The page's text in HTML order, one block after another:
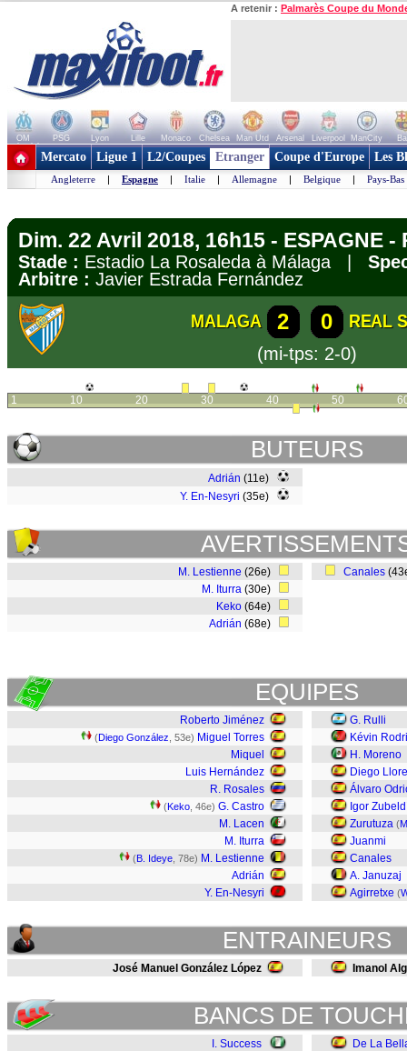
A retenir : Palmarès Coupe du
OM PSG Lyon Lille Monaco Chelsea Man Utd Arsenal Liverpool ManCity
+ de clubs
Mercato Ligue 1 L2/Coupes Etranger Coupe d'Europe Les
Angleterre | Espagne | Italie | Allemagne | Belgique | Pays-Bas
Dim. 22 Avril 2018, 16h15 - ESPAGNE
Stade : Estadio La Rosaleda à Málaga |
Arbitre : Javier Estrada Fernández
MALAGA 2 0
REAL
(mi-tps: 2-0)
1 10 20 30 40 50
BUTEURS
Adrián (11e)
Y. En-Nesyri (35e)
M. Lestienne (26e)
M. Iturra (30e)
Keko (64e)
Adrián (68e)
Canales
EQUIPES
Roberto Jiménez
(Diego González , 53e) Miguel Torres
Miquel
Luis Hernández
R. Rosales
(Keko , 46e) G. Castro
M. Lacen
M. Iturra
(B. Ideye , 78e) M. Lestienne
Adrián
Y. En-Nesyri
G. Rulli
Kévin
H. Moreno
Diego
Álvaro
Igor
Zurutuza (
Juanmi
Canales
A. Januzaj
Agirretxe (
ENTRAINEURS
José Manuel González López Imanol
BANCS DE
I. Success
De La